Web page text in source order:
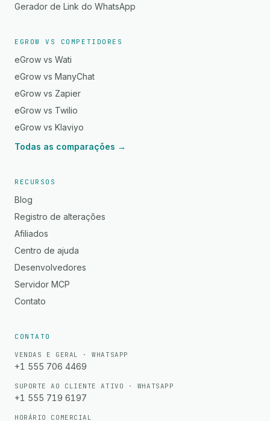
Gerador de Link do WhatsApp
EGROW VS COMPETIDORES
eGrow vs Wati
eGrow vs ManyChat
eGrow vs Zapier
eGrow vs Twilio
eGrow vs Klaviyo
Todas as comparações →
RECURSOS
Blog
Registro de alterações
Afiliados
Centro de ajuda
Desenvolvedores
Servidor MCP
Contato
CONTATO
VENDAS E GERAL · WHATSAPP
+1 555 706 4469
SUPORTE AO CLIENTE ATIVO · WHATSAPP
+1 555 719 6197
HORÁRIO COMERCIAL